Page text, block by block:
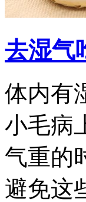
去湿气
体内有
小毛病
气重的
避免这